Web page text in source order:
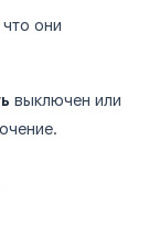
они
выключен или